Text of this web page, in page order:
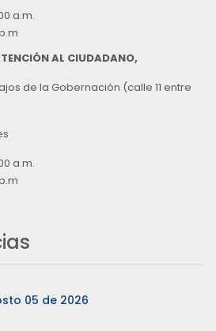
a.m.
AL CIUDADANO,
de la Gobernación (calle 11 entre
a.m.
05 de 2026